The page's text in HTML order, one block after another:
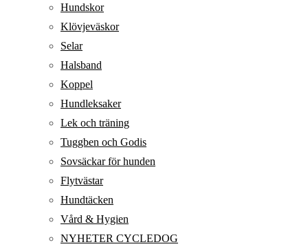
Hundskor
Klövjeväskor
Selar
Halsband
Koppel
Hundleksaker
Lek och träning
Tuggben och Godis
Sovsäckar för hunden
Flytvästar
Hundtäcken
Vård & Hygien
NYHETER CYCLEDOG